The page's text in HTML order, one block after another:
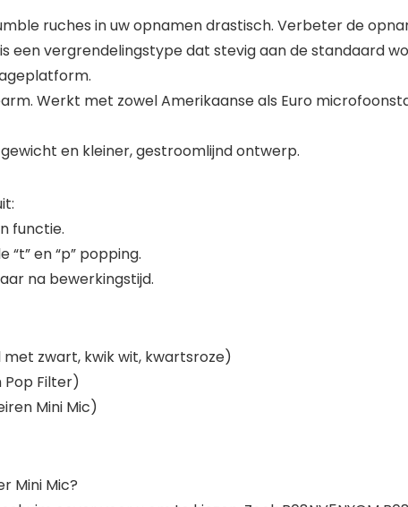
ruches in uw opnamen drastisch. Verbeter de
een vergrendelingstype dat stevig aan de standaard
Werkt met zowel Amerikaanse als Euro
en kleiner, gestroomlijnd ontwerp.
functie.
en “p” popping.
na bewerkingstijd.
met zwart, kwik wit, kwartsroze)
Pop Filter)
Mini Mic)
Mini Mic?